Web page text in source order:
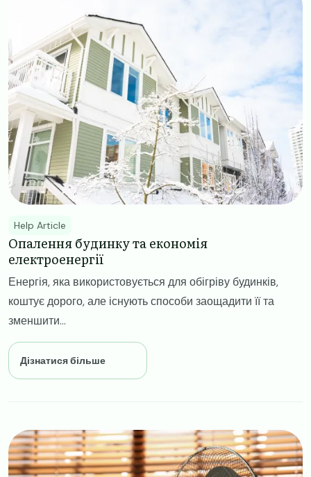
Help Article
Опалення будинку та економія
електроенергії
Енергія, яка використовується для обігріву будинків,
коштує дорого, але існують способи заощадити її та
зменшити...
Дізнатися більше
Image